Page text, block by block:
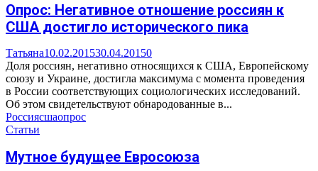
Опрос: Негативное отношение россиян к
США достигло исторического пика
Татьяна10.02.201530.04.20150
Доля россиян, негативно относящихся к США, Европейскому
союзу и Украине, достигла максимума с момента проведения
в России соответствующих социологических исследований.
Об этом свидетельствуют обнародованные в...
Россиясшаопрос
Статьи
Мутное будущее Евросоюза